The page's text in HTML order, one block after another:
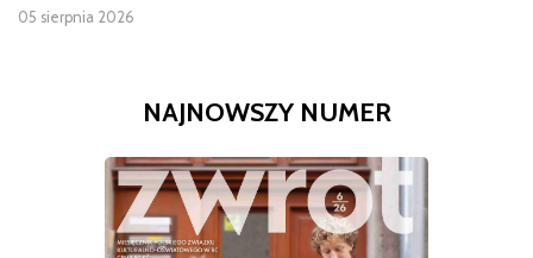
05 sierpnia 2026
NAJNOWSZY NUMER